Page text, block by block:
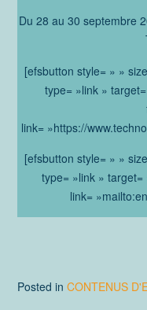
Du 28 au 30 septembre
[efsbutton style= » »
type= »link »
link= »https://
[efsbutton style= » »
type= »link »
link=
Posted in CONTENUS